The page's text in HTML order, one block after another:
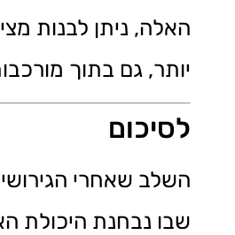
האלה, ניתן לבנות
יותר, גם בתוך
לסיכום
השלב שאחרי
שבו נבחנת היכולת